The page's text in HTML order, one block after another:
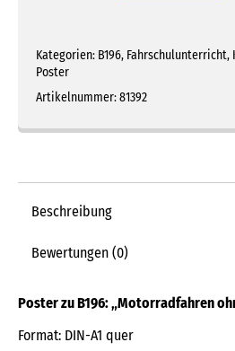
ohne
Prüfung"
Menge
Kategorien: B196, Fahrschulunterricht,
Poster
Artikelnummer:81392
Beschreibung
Bewertungen (0)
Poster zu B196: „Motorradfahren
Format: DIN-A1 quer